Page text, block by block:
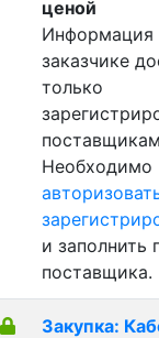
ценой
Информация
заказчике
только
Необходимо
и заполнить
поставщика.
Закупка: